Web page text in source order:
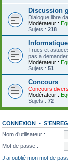
Discussion
Dialogue libre
Modérateur :
Sujets : 218
Trucs et
pas à
Modérateur :
Sujets : 51
Concours
Concours
Modérateur :
Sujets : 72
CONNEXION •
Nom d’utilisateur :
Mot de passe :
J’ai oublié mon mot de